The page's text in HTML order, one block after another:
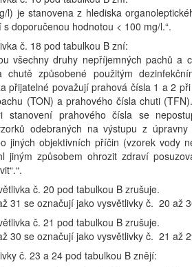
l) je stanovena z hlediska
doporučenou hodnotou < 100 mg/l.“.
č. 18 pod tabulkou B zní:
všechny druhy nepříjemných pachů
způsobené použitým
přijatelné považují prahová čísla 1 a 2
(TON) a prahového čísla chuti
stanovení prahového čísla se
odebraných na výstupu z
jiných objektivních příčin (vzorek vody
jiným způsobem ohrozit zdraví
č. 20 pod tabulkou B zrušuje.
31 se označují jako vysvětlivky č. 20 až
č. 21 pod tabulkou B zrušuje.
30 se označují jako vysvětlivky č. 21 až
č. 23 a 24 pod tabulkou B znějí: